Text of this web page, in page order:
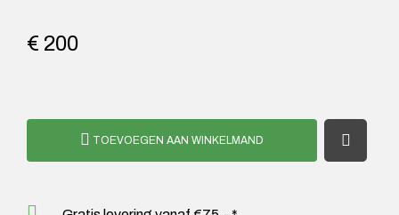
€ 200
TOEVOEGEN AAN WINKELMAND